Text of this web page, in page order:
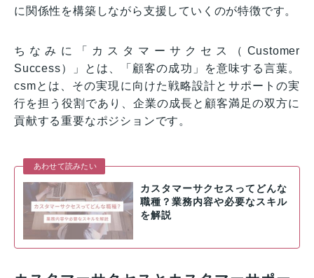
に関係性を構築しながら支援していくのが特徴です。
ちなみに「カスタマーサクセス（Customer
Success）」とは、「顧客の成功」を意味する言葉。
csmとは、その実現に向けた戦略設計とサポートの実
行を担う役割であり、企業の成長と顧客満足の双方に
貢献する重要なポジションです。
あわせて読みたい
カスタマーサクセスってどんな
職種？業務内容や必要なスキル
を解説